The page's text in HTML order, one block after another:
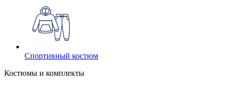
Спортивный костюм
Костюмы и комплекты